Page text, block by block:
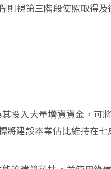
則視第三階段使照取得及
投入大量增資資金，可
將建設本業佔比維持在七